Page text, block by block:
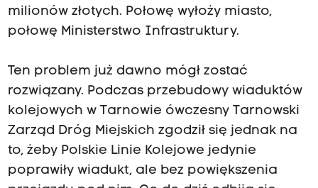
milionów złotych. Połowę wyłoży miasto,
połowę Ministerstwo Infrastruktury.
Ten problem już dawno mógł zostać
rozwiązany. Podczas przebudowy wiaduktów
kolejowych w Tarnowie ówczesny Tarnowski
Zarząd Dróg Miejskich zgodził się jednak na
to, żeby Polskie Linie Kolejowe jedynie
poprawiły wiadukt, ale bez powiększenia